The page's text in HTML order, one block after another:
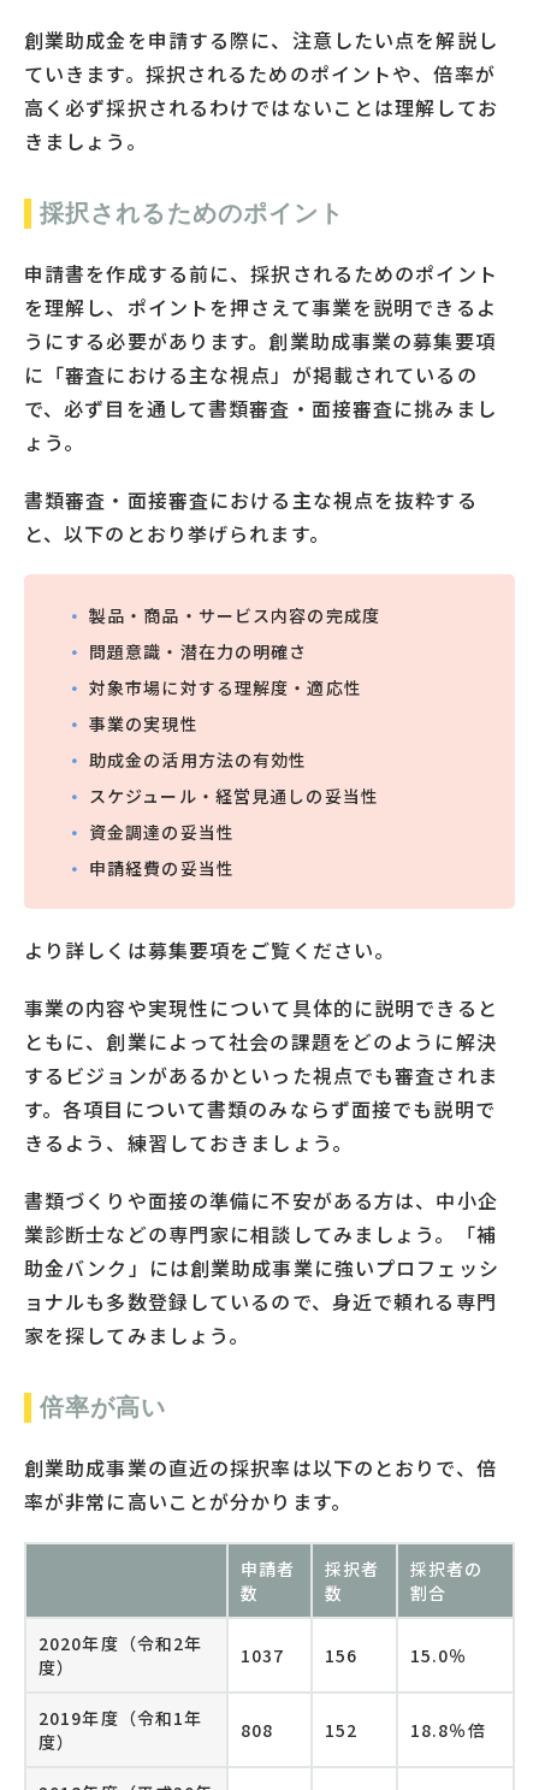
創業助成金を申請する際に、注意したい点を解説し
ていきます。採択されるためのポイントや、倍率が
高く必ず採択されるわけではないことは理解してお
きましょう。
採択されるためのポイント
申請書を作成する前に、採択されるためのポイント
を理解し、ポイントを押さえて事業を説明できるよ
うにする必要があります。創業助成事業の募集要項
に「審査における主な視点」が掲載されているの
で、必ず目を通して書類審査・面接審査に挑みまし
ょう。
書類審査・面接審査における主な視点を抜粋する
と、以下のとおり挙げられます。
製品・商品・サービス内容の完成度
問題意識・潜在力の明確さ
対象市場に対する理解度・適応性
事業の実現性
助成金の活用方法の有効性
スケジュール・経営見通しの妥当性
資金調達の妥当性
申請経費の妥当性
より詳しくは募集要項をご覧ください。
事業の内容や実現性について具体的に説明できると
ともに、創業によって社会の課題をどのように解決
するビジョンがあるかといった視点でも審査されま
す。各項目について書類のみならず面接でも説明で
きるよう、練習しておきましょう。
書類づくりや面接の準備に不安がある方は、中小企
業診断士などの専門家に相談してみましょう。「補
助金バンク」には創業助成事業に強いプロフェッシ
ョナルも多数登録しているので、身近で頼れる専門
家を探してみましょう。
倍率が高い
創業助成事業の直近の採択率は以下のとおりで、倍
率が非常に高いことが分かります。
申請者
数
採択者
数
採択者の
割合
2020年度（令和2年
度）
1037 156 15.0％
2019年度（令和1年
度）
808 152 18.8％倍